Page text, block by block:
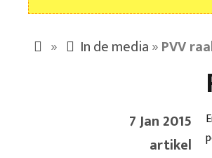
» In de media»PVV
7 Jan 2015
artikel